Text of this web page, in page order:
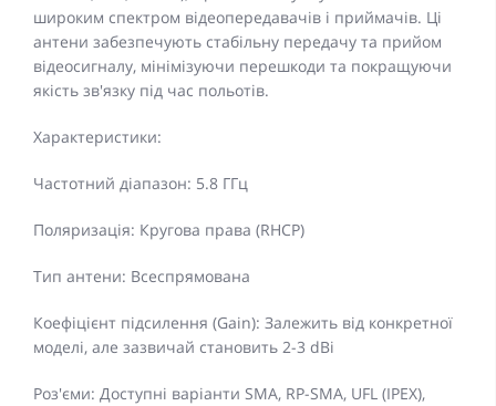
широким спектром відеопередавачів і приймачів. Ці
антени забезпечують стабільну передачу та прийом
відеосигналу, мінімізуючи перешкоди та покращуючи
якість зв'язку під час польотів.
Характеристики:
Частотний діапазон: 5.8 ГГц
Поляризація: Кругова права (RHCP)
Тип антени: Всеспрямована
Коефіцієнт підсилення (Gain): Залежить від конкретної
моделі, але зазвичай становить 2-3 dBi
Роз'єми: Доступні варіанти SMA, RP-SMA, UFL (IPEX),